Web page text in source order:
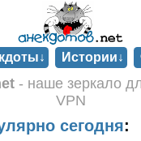
Истории↓
- наше зеркало
VPN
сегодня: